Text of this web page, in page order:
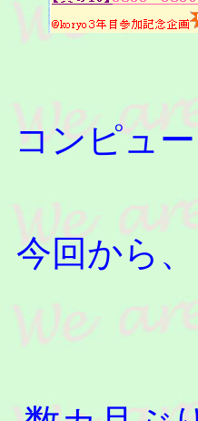
コンピュ
今回から